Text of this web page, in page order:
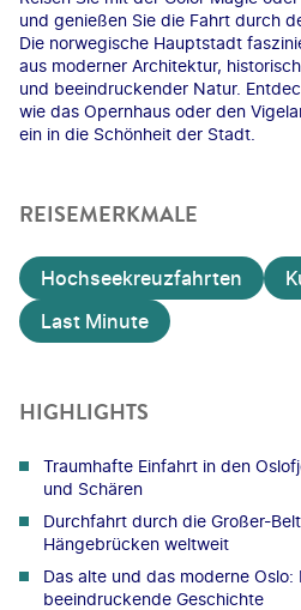
und genießen Sie die Fahrt durch
Die norwegische Hauptstadt
aus moderner Architektur,
und beeindruckender Natur.
wie das Opernhaus oder den
ein in die Schönheit der Stadt.
REISEMERKMALE
Hochseekreuzfahrten
Last Minute
HIGHLIGHTS
Traumhafte Einfahrt in den
und Schären
Durchfahrt durch die Großer-
Hängebrücken weltweit
Das alte und das moderne
beeindruckende Geschichte